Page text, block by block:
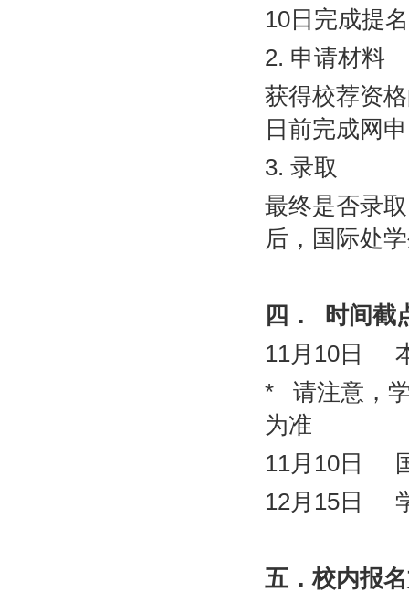
10 日完成提
2. 申请材料
获得校荐资
日前完成网
3. 录取
最终是否录
后，国际处
四．
时间截
11月 10 日
* 请注意，
为准
11月 10 日
12月 15 日
五．校内报